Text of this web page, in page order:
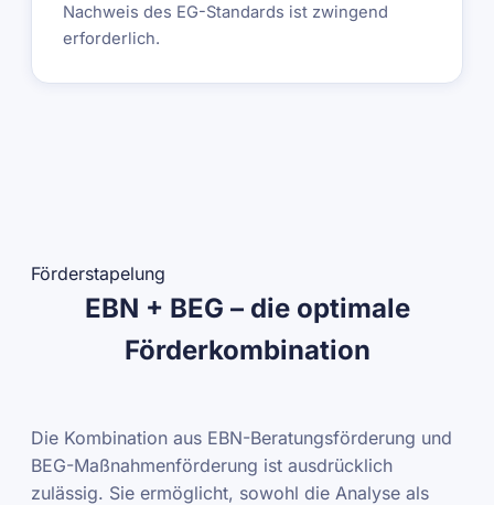
Nachweis des EG-Standards ist zwingend
erforderlich.
Förderstapelung
EBN + BEG – die optimale
Förderkombination
Die Kombination aus EBN-Beratungsförderung und
BEG-Maßnahmenförderung ist ausdrücklich
zulässig. Sie ermöglicht, sowohl die Analyse als